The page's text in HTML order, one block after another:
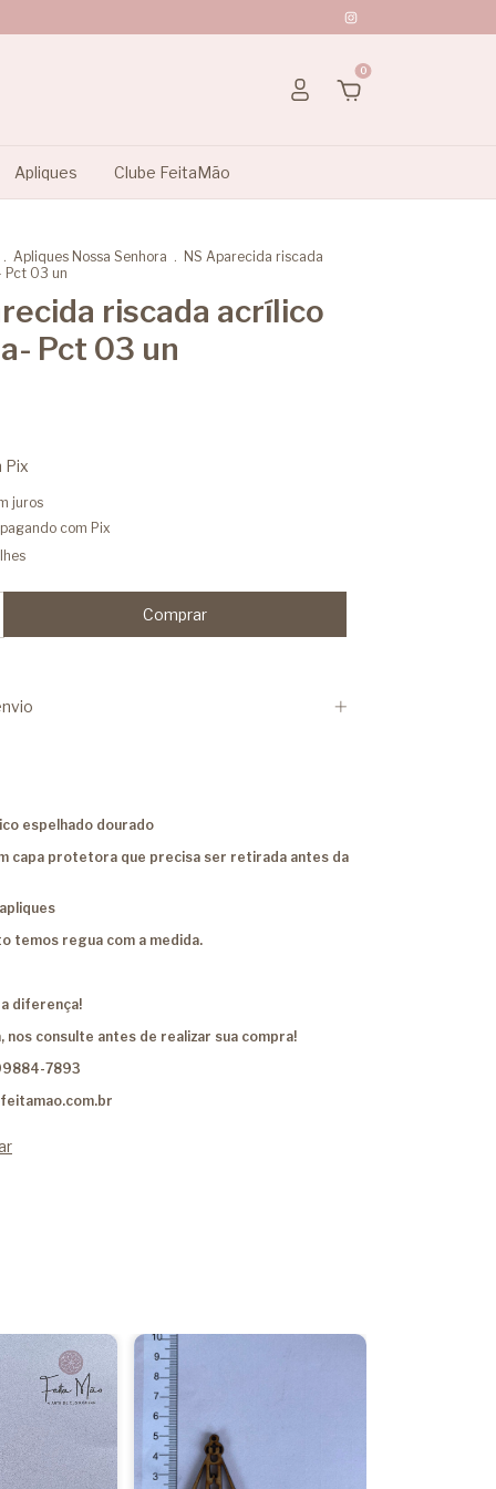
0
Apliques Clube FeitaMão
. Apliques Nossa Senhora . NS Aparecida riscada
Pct 03 un
riscada acrílico
Pct 03 un
Pix
juros
pagando com Pix
espelhado dourado
capa protetora que precisa ser retirada antes da
temos regua com a medida.
diferença!
nos consulte antes de realizar sua compra!
7893